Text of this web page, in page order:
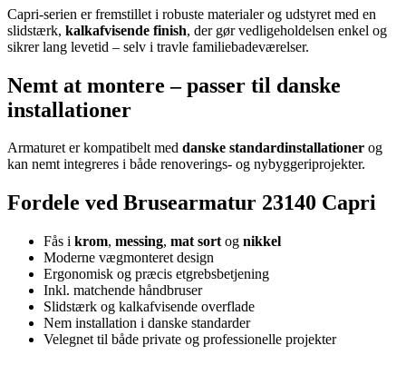
Capri-serien er fremstillet i robuste materialer og udstyret med en
slidstærk, kalkafvisende finish, der gør vedligeholdelsen enkel og
sikrer lang levetid – selv i travle familiebadeværelser.
Nemt at montere – passer til danske
installationer
Armaturet er kompatibelt med danske standardinstallationer og
kan nemt integreres i både renoverings- og nybyggeriprojekter.
Fordele ved Brusearmatur 23140 Capri
Fås i krom, messing, mat sort og nikkel
Moderne vægmonteret design
Ergonomisk og præcis etgrebsbetjening
Inkl. matchende håndbruser
Slidstærk og kalkafvisende overflade
Nem installation i danske standarder
Velegnet til både private og professionelle projekter